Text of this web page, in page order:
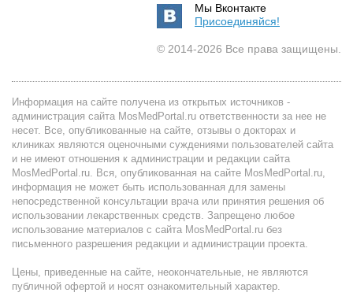
Мы Вконтакте
Присоединяйся!
© 2014-2026 Все права защищены.
Информация на сайте получена из открытых источников -
администрация сайта MosMedPortal.ru ответственности за нее не
несет. Все, опубликованные на сайте, отзывы о докторах и
клиниках являются оценочными суждениями пользователей сайта
и не имеют отношения к администрации и редакции сайта
MosMedPortal.ru. Вся, опубликованная на сайте MosMedPortal.ru,
информация не может быть использованная для замены
непосредственной консультации врача или принятия решения об
использовании лекарственных средств. Запрещено любое
использование материалов с сайта MosMedPortal.ru без
письменного разрешения редакции и администрации проекта.
Цены, приведенные на сайте, неокончательные, не являются
публичной офертой и носят ознакомительный характер.